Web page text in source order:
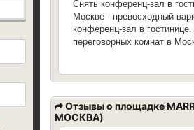
Снять конференц-зал в
Москве - превосходный
конференц-зал в
переговорных комнат в
Отзывы о площадке
МОСКВА)